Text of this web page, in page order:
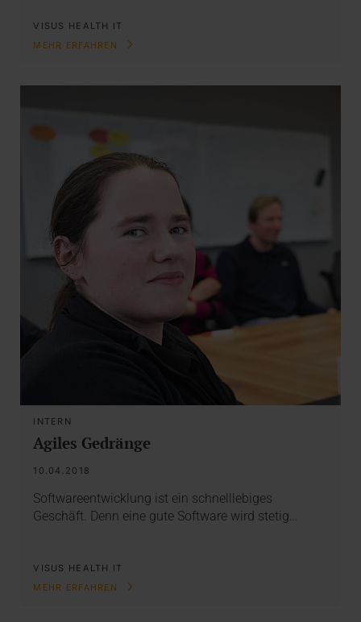
VISUS HEALTH IT
MEHR ERFAHREN
INTERN
Agiles Gedränge
10.04.2018
Softwareentwicklung ist ein schnelllebiges
Geschäft. Denn eine gute Software wird stetig…
VISUS HEALTH IT
MEHR ERFAHREN